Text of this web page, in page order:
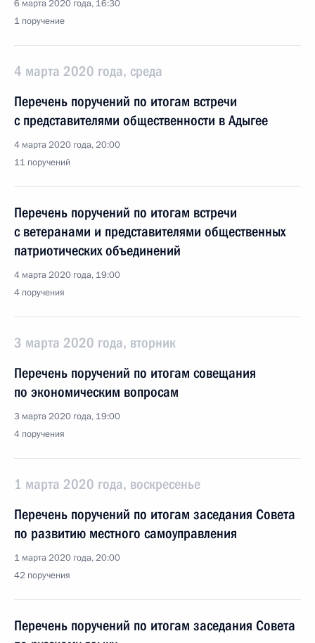
6 марта 2020 года, 16:30
1 поручение
4 марта 2020 года, среда
Перечень поручений по итогам встречи
с представителями общественности в Адыгее
4 марта 2020 года, 20:00
11 поручений
Перечень поручений по итогам встречи
с ветеранами и представителями общественных
патриотических объединений
4 марта 2020 года, 19:00
4 поручения
3 марта 2020 года, вторник
Перечень поручений по итогам совещания
по экономическим вопросам
3 марта 2020 года, 19:00
4 поручения
1 марта 2020 года, воскресенье
Перечень поручений по итогам заседания Совета
по развитию местного самоуправления
1 марта 2020 года, 20:00
42 поручения
Перечень поручений по итогам заседания Совета